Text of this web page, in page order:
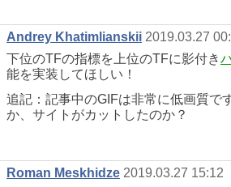
Andrey Khatimlianskii 2019.03.27
下位のTFの指標を上位のTFに影付き
能を実装してほしい！
追記：記事中のGIFは非常に低画質で
か、サイトがカットしたのか？
Roman Meskhidze 2019.03.27 15:12